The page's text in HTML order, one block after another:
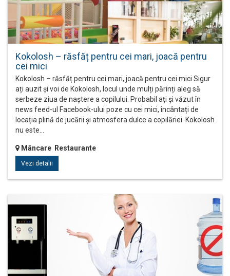
Kokolosh – răsfăț pentru cei mari, joacă pentru
cei mici
Kokolosh – răsfăț pentru cei mari, joacă pentru cei mici Sigur
ați auzit și voi de Kokolosh, locul unde mulți părinți aleg să
serbeze ziua de naștere a copilului. Probabil ați și văzut în
news feed-ul Facebook-ului poze cu cei mici, încântați de
locația plină de jucării și atmosfera dulce a copilăriei. Kokolosh
nu este…
Mâncare Restaurante
Vezi detalii